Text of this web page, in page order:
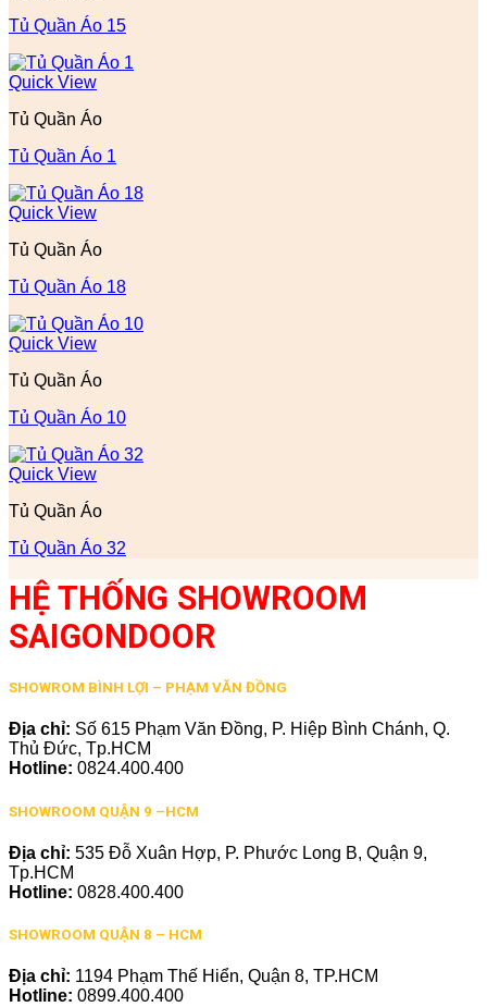
Tủ Quần Áo 15
Quick View
Tủ Quần Áo
Tủ Quần Áo 1
Quick View
Tủ Quần Áo
Tủ Quần Áo 18
Quick View
Tủ Quần Áo
Tủ Quần Áo 10
Quick View
Tủ Quần Áo
Tủ Quần Áo 32
HỆ THỐNG SHOWROOM
SAIGONDOOR
SHOWROM BÌNH LỢI – PHẠM VĂN ĐỒNG
Địa chỉ: Số 615 Phạm Văn Đồng, P. Hiệp Bình Chánh, Q.
Thủ Đức, Tp.HCM
Hotline: 0824.400.400
SHOWROOM QUẬN 9 –HCM
Địa chỉ: 535 Đỗ Xuân Hợp, P. Phước Long B, Quận 9,
Tp.HCM
Hotline: 0828.400.400
SHOWROOM QUẬN 8 – HCM
Địa chỉ: 1194 Phạm Thế Hiển, Quận 8, TP.HCM
Hotline: 0899.400.400